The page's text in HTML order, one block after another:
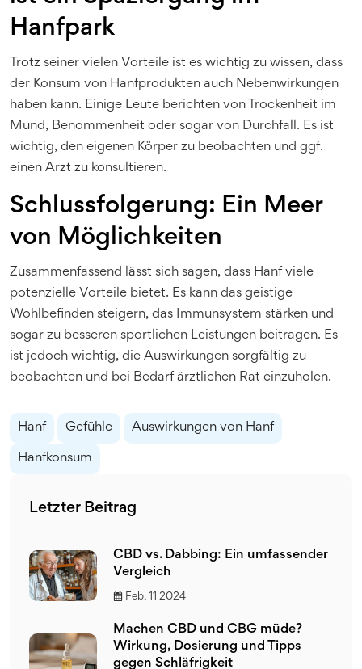
Hanfpark
Trotz seiner vielen Vorteile ist es wichtig zu wissen, dass
der Konsum von Hanfprodukten auch Nebenwirkungen
haben kann. Einige Leute berichten von Trockenheit im
Mund, Benommenheit oder sogar von Durchfall. Es ist
wichtig, den eigenen Körper zu beobachten und ggf.
einen Arzt zu konsultieren.
Schlussfolgerung: Ein Meer
von Möglichkeiten
Zusammenfassend lässt sich sagen, dass Hanf viele
potenzielle Vorteile bietet. Es kann das geistige
Wohlbefinden steigern, das Immunsystem stärken und
sogar zu besseren sportlichen Leistungen beitragen. Es
ist jedoch wichtig, die Auswirkungen sorgfältig zu
beobachten und bei Bedarf ärztlichen Rat einzuholen.
Hanf Gefühle Auswirkungen von Hanf
Hanfkonsum
Letzter Beitrag
CBD vs. Dabbing: Ein umfassender
Vergleich
Feb, 11 2024
Machen CBD und CBG müde?
Wirkung, Dosierung und Tipps
gegen Schläfrigkeit